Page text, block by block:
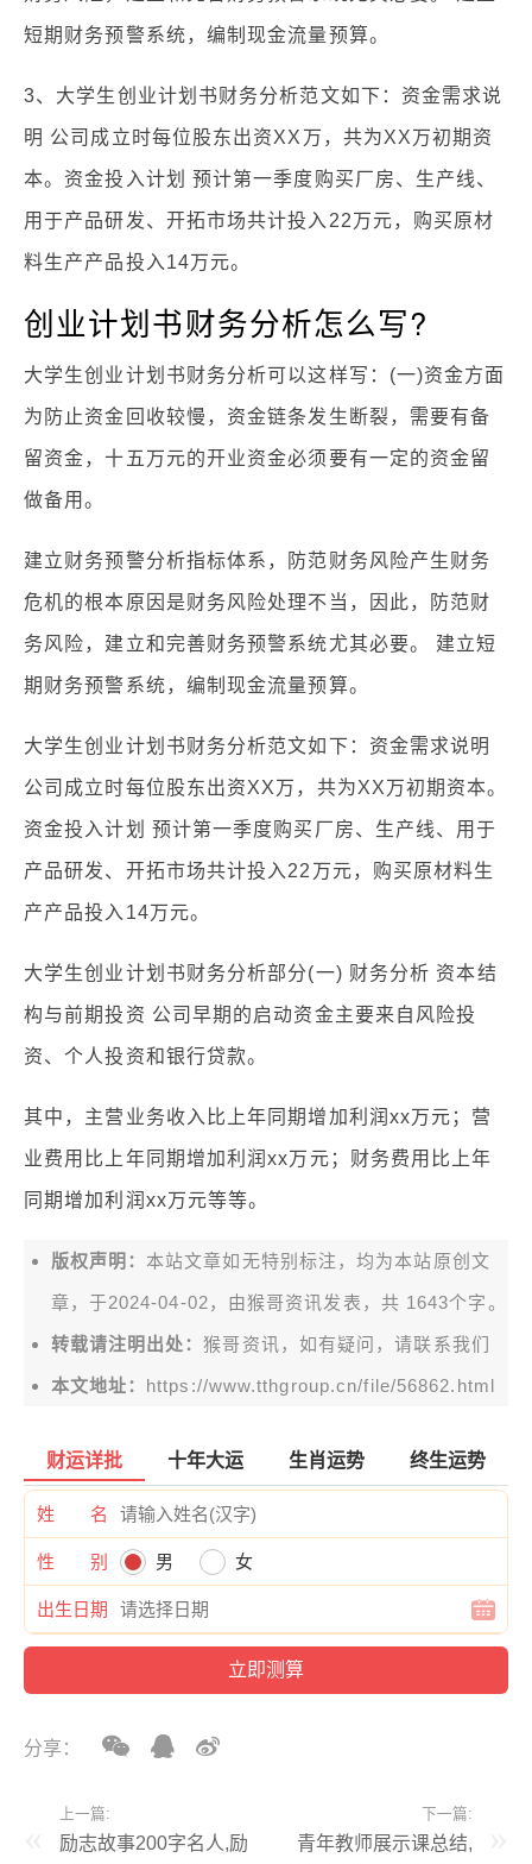
短期财务预警系统，编制现金流量预算。
3、大学生创业计划书财务分析范文如下：资金需求说
明 公司成立时每位股东出资XX万，共为XX万初期资
本。资金投入计划 预计第一季度购买厂房、生产线、
用于产品研发、开拓市场共计投入22万元，购买原材
料生产产品投入14万元。
创业计划书财务分析怎么写?
大学生创业计划书财务分析可以这样写：(一)资金方面
为防止资金回收较慢，资金链条发生断裂，需要有备
留资金，十五万元的开业资金必须要有一定的资金留
做备用。
建立财务预警分析指标体系，防范财务风险产生财务
危机的根本原因是财务风险处理不当，因此，防范财
务风险，建立和完善财务预警系统尤其必要。 建立短
期财务预警系统，编制现金流量预算。
大学生创业计划书财务分析范文如下：资金需求说明
公司成立时每位股东出资XX万，共为XX万初期资本。
资金投入计划 预计第一季度购买厂房、生产线、用于
产品研发、开拓市场共计投入22万元，购买原材料生
产产品投入14万元。
大学生创业计划书财务分析部分(一) 财务分析 资本结
构与前期投资 公司早期的启动资金主要来自风险投
资、个人投资和银行贷款。
其中，主营业务收入比上年同期增加利润xx万元；营
业费用比上年同期增加利润xx万元；财务费用比上年
同期增加利润xx万元等等。
版权声明： 本站文章如无特别标注，均为本站原创文
章，于2024-04-02，由猴哥资讯 发表，共 1643个字。
转载请注明出处：猴哥资讯，如有疑问，请联系我们
本文地址： https://www.tthgroup.cn/file/56862.html
财运详批 十年大运 生肖运势 终生运势
姓 名
性 别 男 女
出生日期
分享：
上一篇:
励志故事200字名人,励
下一篇:
青年教师展示课总结,